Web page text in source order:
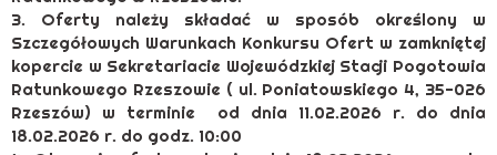
3. Oferty należy składać w sposób określony w
Szczegółowych Warunkach Konkursu Ofert w zamkniętej
kopercie w Sekretariacie Wojewódzkiej Stacji Pogotowia
Ratunkowego Rzeszowie ( ul. Poniatowskiego 4, 35-026
Rzeszów) w terminie od dnia 11.02.2026 r. do dnia
18.02.2026 r. do godz. 10:00